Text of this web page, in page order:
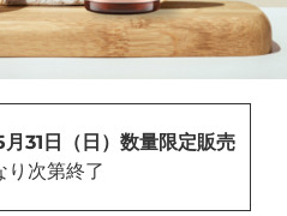
31日（日）数量限定販売
次第終了